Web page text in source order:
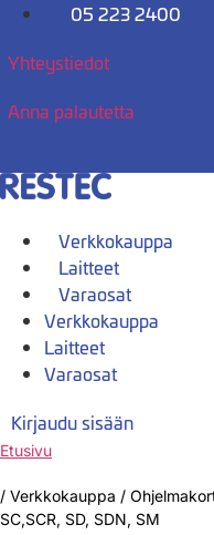
Mene
05 223 2400
Yhteystiedot
Anna palautetta
Verkkokauppa
Laitteet
Varaosat
Verkkokauppa
Laitteet
Varaosat
Kirjaudu sisään
Etusivu
/ Verkkokauppa /
SC,SCR, SD, SDN, SM